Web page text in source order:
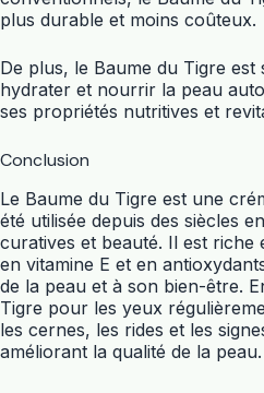
plus durable et moins coûteux.
De plus, le Baume du Tigre
hydrater et nourrir la peau
ses propriétés nutritives et
Conclusion
Le Baume du Tigre est une
été utilisée depuis des siècles
curatives et beauté. Il est riche
en vitamine E et en
de la peau et à son bien-être.
Tigre pour les yeux
les cernes, les rides et les
améliorant la qualité de la peau.